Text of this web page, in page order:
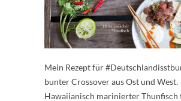
Mein Rezept für
bunter Crossover aus Ost und West.
Hawaiianisch marinierter